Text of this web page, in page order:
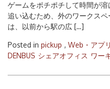
ゲームをポチポチして時間が
追い込むため、外のワークス
は、以前から駅の広 […]
Posted in pickup , Web・アプリ
DENBUS シェアオフィス ワー